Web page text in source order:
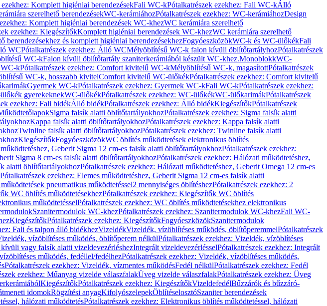
Komplett higiéniai berendezésekFali WC-kPótalkatrészek ezekhez: Fali WC-kÁlló
szerelhető berendezésekWC-kerámiáhozPótalkatrészek ezekhez: WC-kerámiáhozDesign
Komplett higiéniai berendezések WC-khezWC kerámiára szerelhető
ezekhez: KiegészítőkKomplett higiéniai berendezések WC-khezWC kerámiára szerelhető
berendezésekhez és komplett higiéniai berendezésekhezFogyóeszközökWC-k és WC-ülőkékFali
WCPótalkatrészek ezekhez: Álló WCMélyöblítésű WC-k falon kívüli öblítőtartályhozPótalkatrészek
WC-kFalon kívüli öblítőtartály szaniterkerámiából készült WC-khez.MonoblokkWC-
kPótalkatrészek ezekhez: Comfort kivitelű WC-kMélyöblítésű WC-k, magasítottPótalkatrészek
WC-k, hosszabb kivitelComfort kivitelű WC-ülőkékPótalkatrészek ezekhez: Comfort kivitelű
Gyermek WC-kPótalkatrészek ezekhez: Gyermek WC-kFali WC-kPótalkatrészek ezekhez:
gyerekeknekWC-ülőkékPótalkatrészek ezekhez: WC-ülőkékWC-ülőkarimákPótalkatrészek
ezekhez: Fali bidékÁlló bidékPótalkatrészek ezekhez: Álló bidékKiegészítőkPótalkatrészek
Sigma falsík alatti öblítőtartályokhozPótalkatrészek ezekhez: Sigma falsík alatti
Kappa falsík alatti öblítőtartályokhozPótalkatrészek ezekhez: Kappa falsík alatti
Twinline falsík alatti öblítőtartályokhozPótalkatrészek ezekhez: Twinline falsík alatti
KiegészítőkFogyóeszközökWC öblítés működtetések elektronikus öblítés
Geberit Sigma 12 cm-es falsík alatti öblítőtartályokhozPótalkatrészek ezekhez:
Sigma 8 cm-es falsík alatti öblítőtartályokhozPótalkatrészek ezekhez: Hálózati működtetéshez,
alatti öblítőtartályokhozPótalkatrészek ezekhez: Hálózati működtetéshez, Geberit Omega 12 cm-es
Pótalkatrészek ezekhez: Elemes működtetéshez, Geberit Sigma 12 cm-es falsík alatti
pneumatikus működtetéssel2 mennyiséges öblítéshezPótalkatrészek ezekhez: 2
WC öblítés működtetésekhezPótalkatrészek ezekhez: Kiegészítők WC öblítés
működtetésselPótalkatrészek ezekhez: WC öblítés működtetésekhez elektronikus
Szanitermodulok WC-khezPótalkatrészek ezekhez: Szanitermodulok WC-khezFali WC-
KiegészítőkPótalkatrészek ezekhez: KiegészítőkFogyóeszközökSzanitermodulok
Fali és talpon álló bidékhezVizeldékVizeldék, vízöblítéses működés, öblítőperemmelPótalkatrészek
vízöblítéses működés, öblítőperem nélkülPótalkatrészek ezekhez: Vizeldék, vízöblítéses
vagy falsík alatti vizeldevezérléshezIntegrált vizeldevezérlésselPótalkatrészek ezekhez: Integrált
működés, fedéllel/fedélhezPótalkatrészek ezekhez: Vizeldék, vízöblítéses működés,
Pótalkatrészek ezekhez: Vizeldék, vízmentes működésFedél nélkülPótalkatrészek ezekhez: Fedél
ezekhez: Műanyag vizelde válaszfalakÜveg vizelde válaszfalakPótalkatrészek ezekhez: Üveg
KiegészítőkPótalkatrészek ezekhez: KiegészítőkVizeldefedélBűzzárók és bűzzáró-
idomokRögzítési anyagKifolyószelepekÖblítéselosztóSzaniter berendezések
hálózati működtetésPótalkatrészek ezekhez: Elektronikus öblítés működtetéssel, hálózati